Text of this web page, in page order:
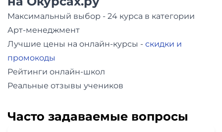
Максимальный выбор - 24 курса в категории
Арт-менеджмент
Лучшие цены на онлайн-курсы - скидки и
промокоды
Рейтинги онлайн-школ
Реальные отзывы учеников
Часто задаваемые вопросы